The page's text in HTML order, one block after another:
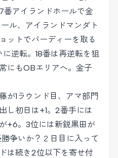
番アイランドホールで金
ル、アイランドマンダト
ットでバーディーを取る
逆転。18番は再逆転を狙
にもOBエリアへ。金子
が1ラウンド目、アマ部門
し初日は+1。2番手には
+6。3位には新鋭黒田が
争いか？２日目に入って
は続き2位以下を寄せ付